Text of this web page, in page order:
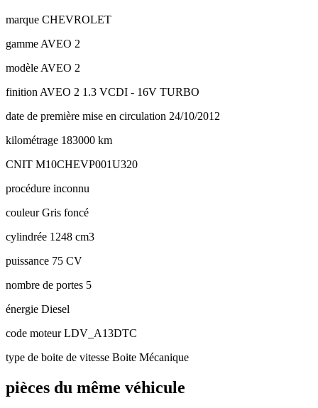
marque CHEVROLET
gamme AVEO 2
modèle AVEO 2
finition AVEO 2 1.3 VCDI - 16V TURBO
date de première mise en circulation 24/10/2012
kilométrage 183000 km
CNIT M10CHEVP001U320
procédure inconnu
couleurGris foncé
cylindrée 1248 cm3
puissance 75 CV
nombre de portes 5
énergie Diesel
code moteurLDV_A13DTC
type de boite de vitesse Boite Mécanique
pièces du même véhicule